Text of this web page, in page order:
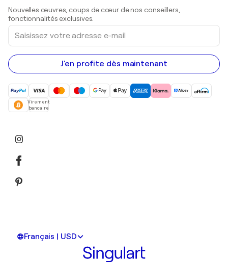
Peintures acryliques
Nouvelles œuvres, coups de cœur de nos conseillers,
fonctionnalités exclusives.
Saisissez
votre
adresse
e-
mail
J'en profite dès maintenant
Virement
bancaire
Français | USD